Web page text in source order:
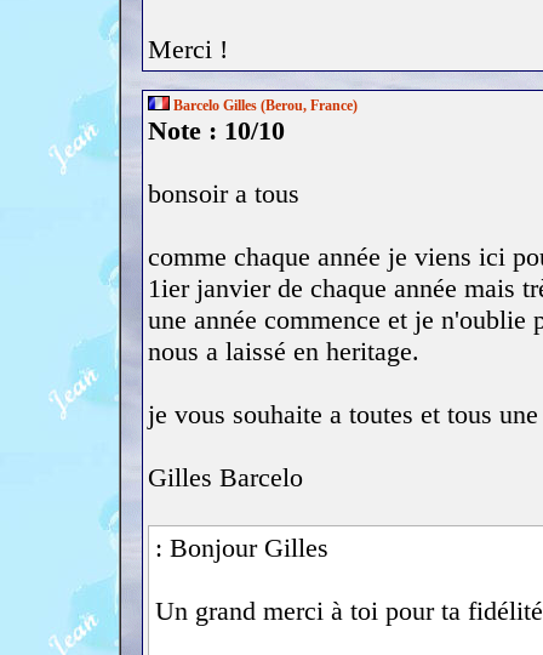
Merci !
Barcelo Gilles (Berou, France)
Note : 10/10
bonsoir a tous
comme chaque année je viens ici
1ier janvier de chaque année mais
une année commence et je n'oublie
nous a laissé en heritage.
je vous souhaite a toutes et tous
Gilles Barcelo
: Bonjour Gilles
Un grand merci à toi pour ta